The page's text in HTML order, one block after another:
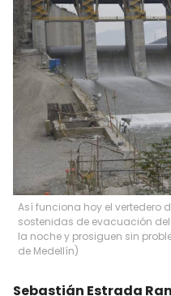
Así funciona hoy el vertedero
sostenidas de evacuación
la noche y prosiguen sin
de Medellín)
Sebastián Estrada